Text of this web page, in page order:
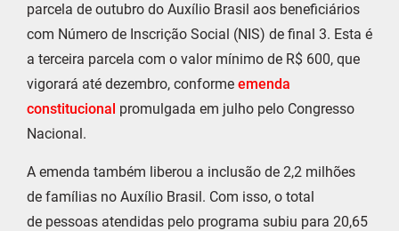
parcela de outubro do Auxílio Brasil aos beneficiários
com Número de Inscrição Social (NIS) de final 3. Esta é
a terceira parcela com o valor mínimo de R$ 600, que
vigorará até dezembro, conforme emenda
constitucional promulgada em julho pelo Congresso
Nacional.
A emenda também liberou a inclusão de 2,2 milhões
de famílias no Auxílio Brasil. Com isso, o total
de pessoas atendidas pelo programa subiu para 20,65